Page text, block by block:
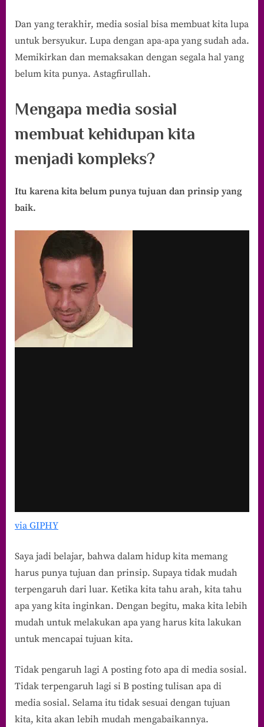
Dan yang terakhir, media sosial bisa membuat kita lupa
untuk bersyukur. Lupa dengan apa-apa yang sudah ada.
Memikirkan dan memaksakan dengan segala hal yang
belum kita punya. Astagfirullah.
Mengapa media sosial
membuat kehidupan kita
menjadi kompleks?
Itu karena kita belum punya tujuan dan prinsip yang
baik.
via GIPHY
Saya jadi belajar, bahwa dalam hidup kita memang
harus punya tujuan dan prinsip. Supaya tidak mudah
terpengaruh dari luar. Ketika kita tahu arah, kita tahu
apa yang kita inginkan. Dengan begitu, maka kita lebih
mudah untuk melakukan apa yang harus kita lakukan
untuk mencapai tujuan kita.
Tidak pengaruh lagi A posting foto apa di media sosial.
Tidak terpengaruh lagi si B posting tulisan apa di
media sosial. Selama itu tidak sesuai dengan tujuan
kita, kita akan lebih mudah mengabaikannya.